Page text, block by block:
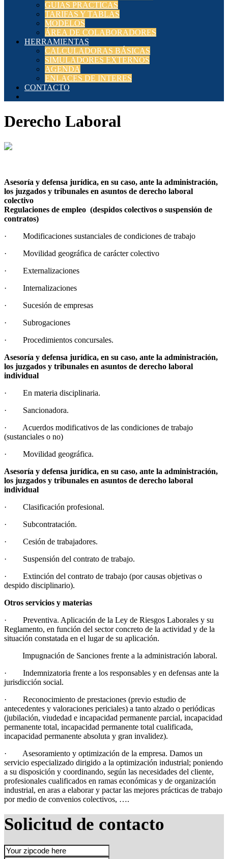
GUIAS PRACTICAS
TARIFAS Y TABLAS
MODELOS
ÁREA DE COLABORADORES
HERRAMIENTAS
CALCULADORAS BÁSICAS
SIMULADORES EXTERNOS
AGENDA
ENLACES DE INTERES
CONTACTO
Derecho Laboral
Asesoría y defensa jurídica, en su caso, ante la administración,
los juzgados y tribunales en asuntos de derecho laboral
colectivo
Regulaciones de empleo (despidos colectivos o suspensión de
contratos)
· Modificaciones sustanciales de condiciones de trabajo
· Movilidad geográfica de carácter colectivo
· Externalizaciones
· Internalizaciones
· Sucesión de empresas
· Subrogaciones
· Procedimientos concursales.
Asesoría y defensa jurídica, en su caso, ante la administración,
los juzgados y tribunales en asuntos de derecho laboral
individual
· En materia disciplinaria.
· Sancionadora.
· Acuerdos modificativos de las condiciones de trabajo
(sustanciales o no)
· Movilidad geográfica.
Asesoría y defensa jurídica, en su caso, ante la administración,
los juzgados y tribunales en asuntos de derecho laboral
individual
· Clasificación profesional.
· Subcontratación.
· Cesión de trabajadores.
· Suspensión del contrato de trabajo.
· Extinción del contrato de trabajo (por causas objetivas o
despido disciplinario).
Otros servicios y materias
· Preventiva. Aplicación de la Ley de Riesgos Laborales y su
Reglamento, en función del sector concreto de la actividad y de la
situación constatada en el lugar de su aplicación.
Impugnación de Sanciones frente a la administración laboral.
· Indemnizatoria frente a los responsables y en defensas ante la
jurisdicción social.
· Reconocimiento de prestaciones (previo estudio de
antecedentes y valoraciones periciales) a tanto alzado o periódicas
(jubilación, viudedad e incapacidad permanente parcial, incapacidad
permanente total, incapacidad permanente total cualificada,
incapacidad permanente absoluta y gran invalidez).
· Asesoramiento y optimización de la empresa. Damos un
servicio especializado dirigido a la optimización industrial; poniendo
a su disposición y coordinando, según las necesidades del cliente,
profesionales cualificados en ramas económicas y de organización
industrial, en aras a elaborar y pactar las mejores prácticas de trabajo
por medio de convenios colectivos, ….
Solicitud de contacto